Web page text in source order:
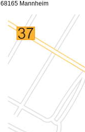
68165 Mannheim